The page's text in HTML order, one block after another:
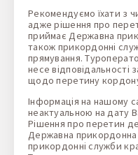
Рекомендуємо їхати з
адже рішення про
приймає Державна
також прикордонні
прямування.
несе
щодо перетину
Інформація на нашому
неактуальною на дату
Рішення про перетин
Державна прикордонна
прикордонні служби